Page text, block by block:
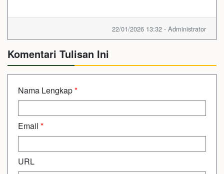
22/01/2026 13:32 - Administrator
Komentari Tulisan Ini
Nama Lengkap*
Email *
URL